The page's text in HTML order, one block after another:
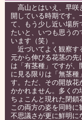
高山とはいえ、早咲
開している時期です。
て、もう少し近い場所
たいと、いつも思うの
います（笑）。
近づいてよく観察す
元から伸びる花茎の先
は「有茎種」ですが、
に見る限りは「無茎
す。ただ、その開放花
かかれません。多くの
ちょこんと現れた閉鎖
この両方の姿を同時
不思議さが更に鮮明に